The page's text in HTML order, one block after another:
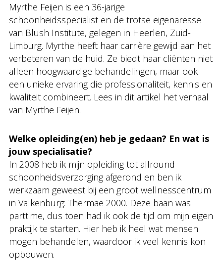
Myrthe Feijen is een 36-jarige
schoonheidsspecialist en de trotse eigenaresse
van Blush Institute, gelegen in Heerlen, Zuid-
Limburg. Myrthe heeft haar carrière gewijd aan het
verbeteren van de huid. Ze biedt haar cliënten niet
alleen hoogwaardige behandelingen, maar ook
een unieke ervaring die professionaliteit, kennis en
kwaliteit combineert. Lees in dit artikel het verhaal
van Myrthe Feijen.
Welke opleiding(en) heb je gedaan? En wat is
jouw specialisatie?
In 2008 heb ik mijn opleiding tot allround
schoonheidsverzorging afgerond en ben ik
werkzaam geweest bij een groot wellnesscentrum
in Valkenburg: Thermae 2000. Deze baan was
parttime, dus toen had ik ook de tijd om mijn eigen
praktijk te starten. Hier heb ik heel wat mensen
mogen behandelen, waardoor ik veel kennis kon
opbouwen.